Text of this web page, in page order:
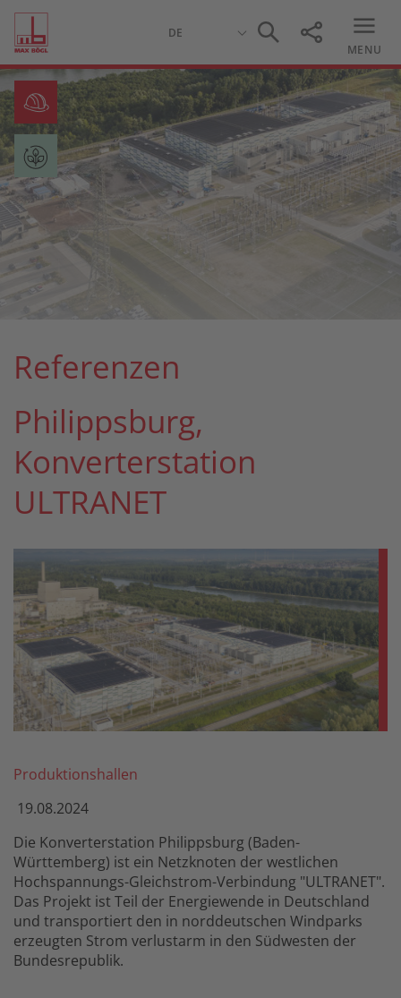
MENU
Referenzen
Philippsburg,
Konverterstation
ULTRANET
Produktionshallen
19.08.2024
Die Konverterstation Philippsburg (Baden-
Württemberg) ist ein Netzknoten der westlichen
Hochspannungs-Gleichstrom-Verbindung "ULTRANET".
Das Projekt ist Teil der Energiewende in Deutschland
und transportiert den in norddeutschen Windparks
erzeugten Strom verlustarm in den Südwesten der
Bundesrepublik.